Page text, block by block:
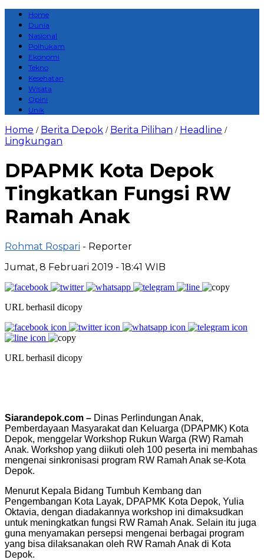
Home
Dunia
Nasional
Polhukam
Ekonomi
Tekno
Kesehatan
Wisata
Opini
Unik
Home / Berita Depok / Berita Pilihan / Headline /
Lingkungan
DPAPMK Kota Depok
Tingkatkan Fungsi RW
Ramah Anak
Rohmat Rospari - Reporter
Jumat, 8 Februari 2019 - 18:41 WIB
URL berhasil dicopy
URL berhasil dicopy
Siarandepok.com – Dinas Perlindungan Anak,
Pemberdayaan Masyarakat dan Keluarga (DPAPMK) Kota
Depok, menggelar Workshop Rukun Warga (RW) Ramah
Anak. Workshop yang diikuti oleh 100 peserta ini membahas
mengenai sinkronisasi program RW Ramah Anak se-Kota
Depok.
Menurut Kepala Bidang Tumbuh Kembang dan
Pengembangan Kota Layak, DPAPMK Kota Depok, Yulia
Oktavia, dengan diadakannya workshop ini dimaksudkan
untuk meningkatkan fungsi RW Ramah Anak. Selain itu juga
guna menyamakan persepsi mengenai berbagai program
yang bisa dilaksanakan oleh RW Ramah Anak di Kota
Depok.